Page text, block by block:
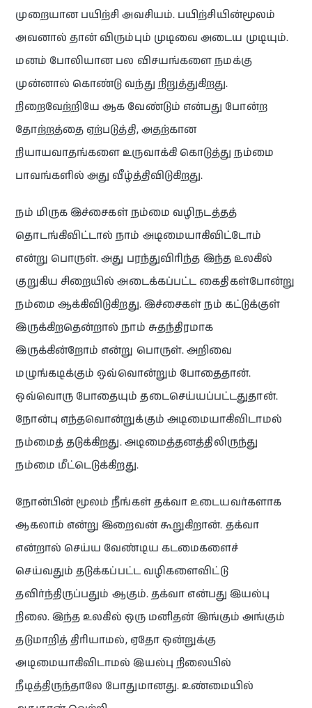
முறையான பயிற்சி அவசியம். பயிற்சியின்மூலம்
அவனால் தான் விரும்பும் முடிவை அடைய முடியும்.
மனம் போலியான பல விசயங்களை நமக்கு
முன்னால் கொண்டு வந்து நிறுத்துகிறது.
நிறைவேற்றியே ஆக வேண்டும் என்பது போன்ற
தோற்றத்தை ஏற்படுத்தி, அதற்கான
நியாயவாதங்களை உருவாக்கி கொடுத்து நம்மை
பாவங்களில் அது வீழ்த்திவிடுகிறது.
நம் மிருக இச்சைகள் நம்மை வழிநடத்தத்
தொடங்கிவிட்டால் நாம் அடிமையாகிவிட்டோம்
என்று பொருள். அது பரந்துவிரிந்த இந்த உலகில்
குறுகிய சிறையில் அடைக்கப்பட்ட கைதிகள்போன்று
நம்மை ஆக்கிவிடுகிறது. இச்சைகள் நம் கட்டுக்குள்
இருக்கிறதென்றால் நாம் சுதந்திரமாக
இருக்கின்றோம் என்று பொருள். அறிவை
மழுங்கடிக்கும் ஒவ்வொன்றும் போதைதான்.
ஒவ்வொரு போதையும் தடைசெய்யப்பட்டதுதான்.
நோன்பு எந்தவொன்றுக்கும் அடிமையாகிவிடாமல்
நம்மைத் தடுக்கிறது. அடிமைத்தனத்திலிருந்து
நம்மை மீட்டெடுக்கிறது.
நோன்பின் மூலம் நீங்கள் தக்வா உடையவர்களாக
ஆகலாம் என்று இறைவன் கூறுகிறான். தக்வா
என்றால் செய்ய வேண்டிய கடமைகளைச்
செய்வதும் தடுக்கப்பட்ட வழிகளைவிட்டு
தவிர்ந்திருப்பதும் ஆகும். தக்வா என்பது இயல்பு
நிலை. இந்த உலகில் ஒரு மனிதன் இங்கும் அங்கும்
தடுமாறித் திரியாமல், ஏதோ ஒன்றுக்கு
அடிமையாகிவிடாமல் இயல்பு நிலையில்
நீடித்திருந்தாலே போதுமானது. உண்மையில்